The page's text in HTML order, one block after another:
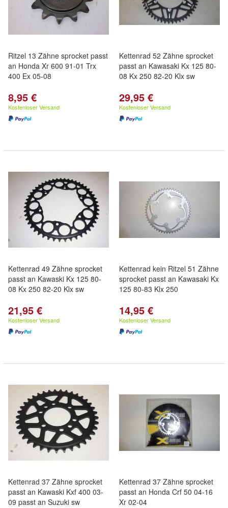
Ritzel 13 Zähne sprocket passt
an Honda Xr 600 91-01 Trx
400 Ex 05-08
8,95 €
Kostenloser Versand
Kettenrad 52 Zähne sprocket
passt an Kawasaki Kx 125 80-
08 Kx 250 82-20 Klx sw
29,95 €
Kostenloser Versand
Kettenrad 49 Zähne sprocket
passt an Kawaski Kx 125 80-
08 Kx 250 82-20 Klx sw
21,95 €
Kostenloser Versand
Kettenrad kein Ritzel 51 Zähne
sprocket passt an Kawasaki Kx
125 80-83 Klx 250
14,95 €
Kostenloser Versand
Kettenrad 37 Zähne sprocket
passt an Kawaski Kxf 400 03-
09 passt an Suzuki sw
Kettenrad 37 Zähne sprocket
passt an Honda Crf 50 04-16
Xr 02-04